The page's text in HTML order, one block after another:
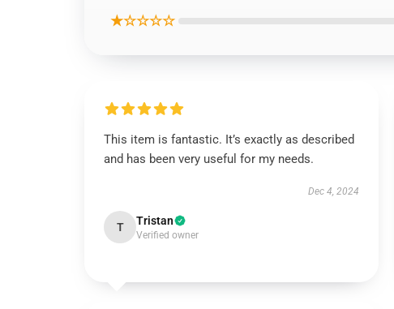
★☆☆☆☆
This item is fantastic. It’s exactly as described
and has been very useful for my needs.
Dec 4, 2024
T Tristan
Verified owner